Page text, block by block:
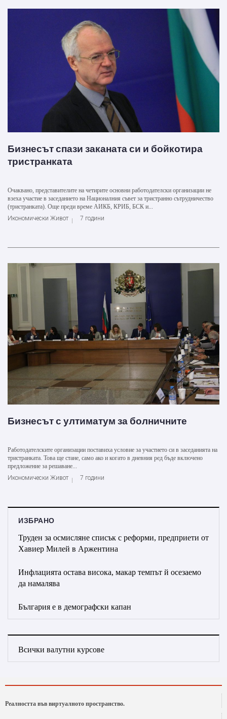
Бизнесът спази заканата си и бойкотира
тристранката
Очаквано, представителите на четирите основни работодателски организации не
взеха участие в заседанието на Националния съвет за тристранно сътрудничество
(тристранката). Още преди време АИКБ, КРИБ, БСК и...
Икономически Живот
7 години
Бизнесът с ултиматум за болничните
Работодателските организации поставиха условие за участието си в заседанията на
тристранката. Това ще стане, само ако и когато в дневния ред бъде включено
предложение за решаване...
Икономически Живот
7 години
ИЗБРАНО
Труден за осмисляне списък с реформи, предприети от
Хавиер Милей в Аржентина
Инфлацията остава висока, макар темпът й осезаемо
да намалява
България е в демографски капан
Всички валутни курсове
Реалността във виртуалното пространство.